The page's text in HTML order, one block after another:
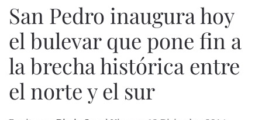
San Pedro inaugura hoy
el bulevar que pone fin a
la brecha histórica entre
el norte y el sur